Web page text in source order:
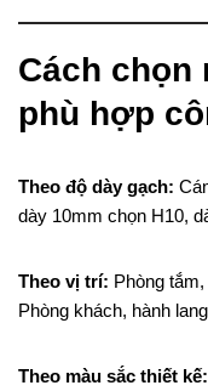
Cách chọn
phù hợp
Theo độ dày gạch:
dày 10mm chọn H10,
Theo vị trí: Phòng
Phòng khách, hành
Theo màu sắc thiết kế: